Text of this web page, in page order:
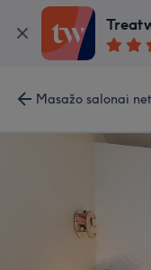
Masažo salonai